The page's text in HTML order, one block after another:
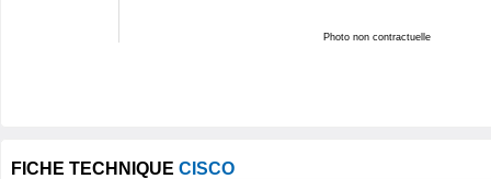
Photo non contractuelle
FICHE TECHNIQUE CISCO